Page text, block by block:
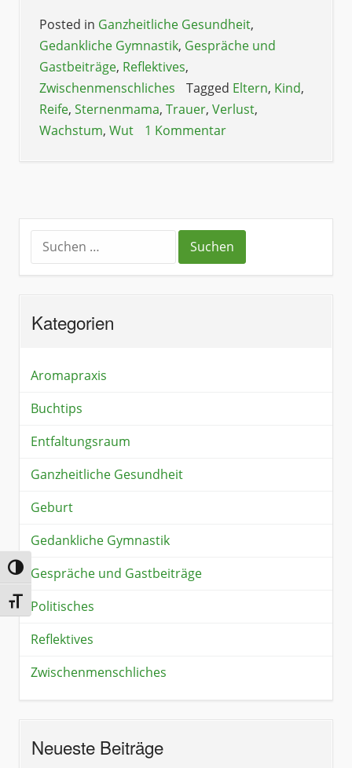
Umschalten auf hohe Kontraste
Schrift vergrößern
Posted in Ganzheitliche Gesundheit,
Gedankliche Gymnastik, Gespräche und
Gastbeiträge, Reflektives,
Zwischenmenschliches
Tagged Eltern, Kind,
Reife, Sternenmama, Trauer, Verlust,
Wachstum, Wut 1 Kommentar
Kategorien
Aromapraxis
Buchtips
Entfaltungsraum
Ganzheitliche Gesundheit
Geburt
Gedankliche Gymnastik
Gespräche und Gastbeiträge
Politisches
Reflektives
Zwischenmenschliches
Neueste Beiträge